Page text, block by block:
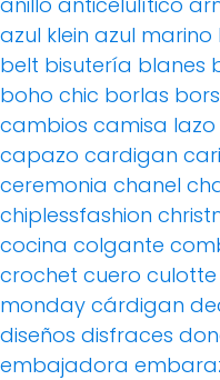
azul klein azul marino
belt bisutería blanes
boho chic borlas
cambios camisa lazo
capazo cardigan
ceremonia chanel
chiplessfashion
cocina colgante
crochet cuero culotte
monday cárdigan
diseños disfraces
embajadora